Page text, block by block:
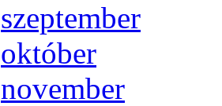
szep­tem­ber
ok­tó­ber
no­vem­ber